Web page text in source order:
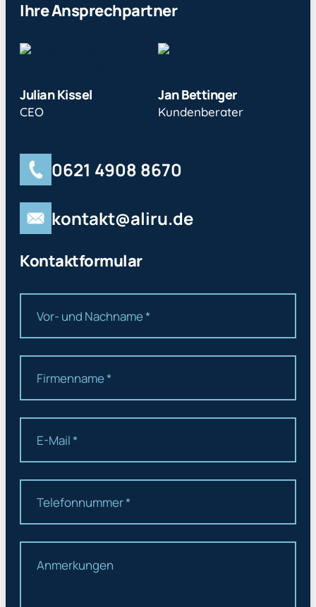
Ihre Ansprechpartner
Julian Kissel
CEO
Jan Bettinger
Kundenberater
0621 4908 8670
kontakt@aliru.de
Kontaktformular